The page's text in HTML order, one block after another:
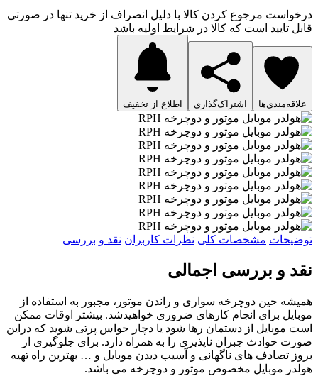
درخواست مرجوع کردن کالا با دلیل انصراف از خرید تنها در صورتی
قابل تایید است که کالا در شرایط اولیه باشد
علاقه‌مندی‌ها اشتراک‌گذاری اطلاع از تخفیف
توضیحات مشخصات کلی نظرات کاربران نقد و بررسی
نقد و بررسی اجمالی
همیشه حین دوچرخه سواری و راندن موتور، مجبور به استفاده از
موبایل برای انجام کارهای ضروری خواهیدشد. بیشتر اوقات ممکن
است موبایل از دستمان رها شود یا دچار حواس پرتی شوید که دراین
صورت حوادث جبران ناپذیری را به همراه دارد. برای جلوگیری از
بروز تصادف های ناگهانی و آسیب دیدن موبایل و … بهترین راه تهیه
هولدر موبایل مخصوص موتور و دوچرخه می باشد.